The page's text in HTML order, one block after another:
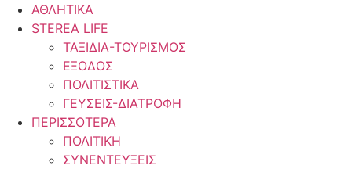
ΑΘΛΗΤΙΚΑ
STEREA LIFE
ΤΑΞΙΔΙΑ-ΤΟΥΡΙΣΜΟΣ
ΕΞΟΔΟΣ
ΠΟΛΙΤΙΣΤΙΚΑ
ΓΕΥΣΕΙΣ-ΔΙΑΤΡΟΦΗ
ΠΕΡΙΣΣΟΤΕΡΑ
ΠΟΛΙΤΙΚΗ
ΣΥΝΕΝΤΕΥΞΕΙΣ